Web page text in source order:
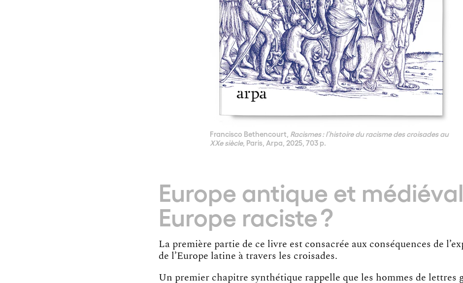
Francisco Bethencourt, Racismes : l’histoire du racisme des croisades au
XXe siècle, Paris, Arpa, 2025, 703 p.
Europe antique et
Europe raciste ?
La première partie de ce livre est consacrée aux conséquences de
de l’Europe latine à travers les croisades.
Un premier chapitre synthétique rappelle que les hommes de lettres